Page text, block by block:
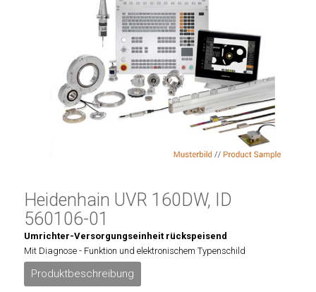
Heidenhain UVR 160DW, ID
560106-01
Umrichter-Versorgungseinheit rückspeisend
Mit Diagnose - Funktion und elektronischem Typenschild
Produktbeschreibung